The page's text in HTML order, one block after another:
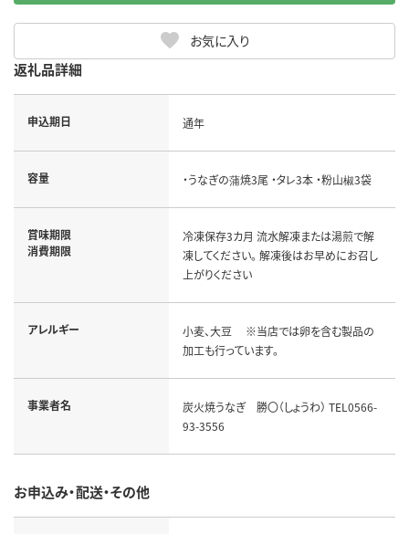
お気に入り
返礼品詳細
申込期日 通年
容量 ・うなぎの蒲焼3尾 ・タレ3本 ・粉山椒3袋
賞味期限
消費期限
冷凍保存3カ月 流水解凍または湯煎で解
凍してください。 解凍後はお早めにお召し
上がりください
アレルギー
小麦、大豆 ※当店では卵を含む製品の
加工も行っています。
事業者名
炭火焼うなぎ 勝〇（しょうわ） TEL0566-
93-3556
お申込み・配送・その他